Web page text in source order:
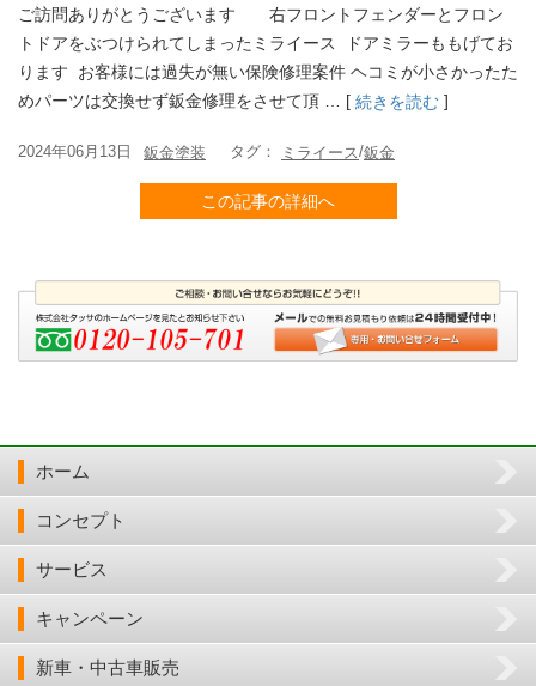
ご訪問ありがとうございます 右フロントフェンダーとフロン
トドアをぶつけられてしまったミライース ドアミラーももげてお
ります お客様には過失が無い保険修理案件 ヘコミが小さかったた
めパーツは交換せず鈑金修理をさせて頂 … [ 続きを読む ]
2024年06月13日 鈑金塗装 タグ： ミライース/鈑金
この記事の詳細へ
ホーム
コンセプト
サービス
キャンペーン
新車・中古車販売